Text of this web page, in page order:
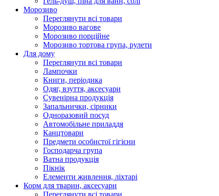
Морозиво
Переглянути всі товари
Морозиво вагове
Морозиво порційне
Морозиво тортова група, рулети
Для дому
Переглянути всі товари
Лампочки
Книги, періодика
Одяг, взуття, аксесуари
Сувенірна продукція
Запальнички, сірники
Одноразовий посуд
Автомобільне приладдя
Канцтовари
Предмети особистої гігієни
Господарча група
Ватна продукція
Пікнік
Елементи живлення, ліхтарі
Корм для тварин, аксесуари
Переглянути всі товари